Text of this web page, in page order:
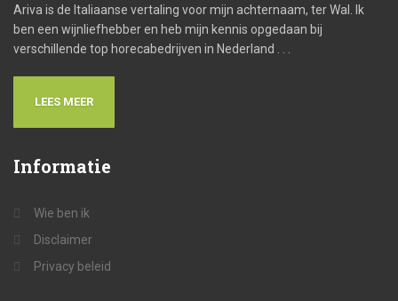
Ariva is de Italiaanse vertaling voor mijn achternaam, ter Wal. Ik
ben een wijnliefhebber en heb mijn kennis opgedaan bij
verschillende top horecabedrijven in Nederland . . .
LEES MEER
Informatie
Wie ben ik
Disclaimer
Privacy beleid